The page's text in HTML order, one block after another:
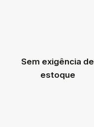
Sem exigência de
estoque